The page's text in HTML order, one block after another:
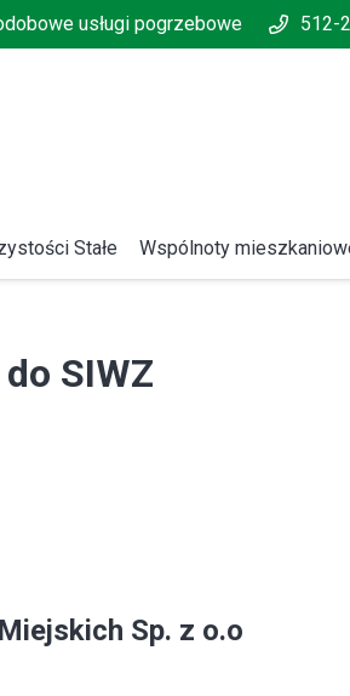
usługi pogrzebowe 512-
Stałe Wspólnoty
SIWZ
Sp. z o.o